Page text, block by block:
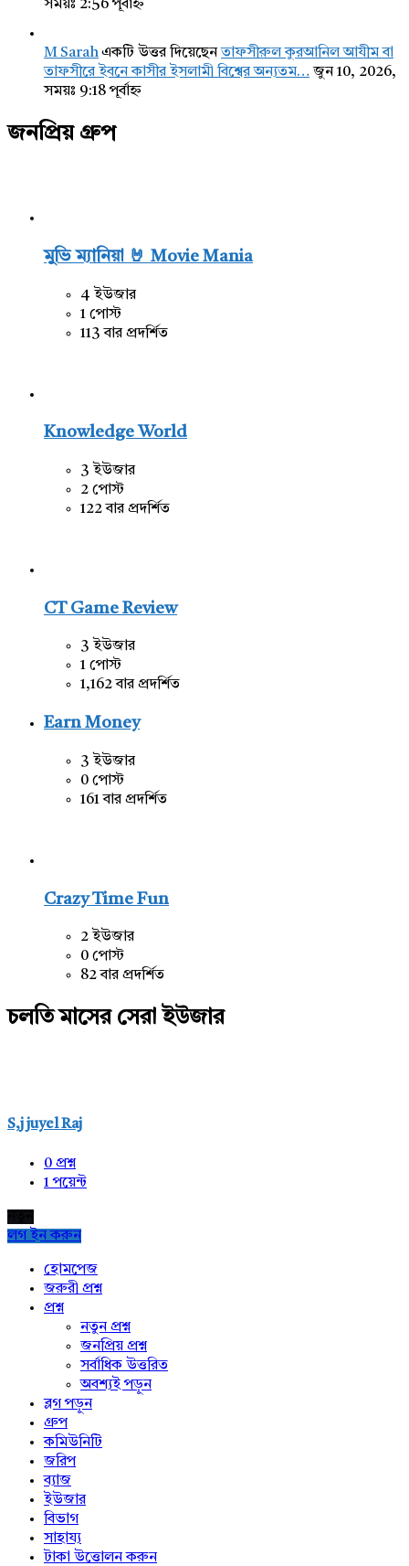
সময়ঃ 2:56 পূর্বাহ্ন
M Sarahএকটি উত্তর দিয়েছেনতাফসীরুল কুরআনিল আযীম বা
তাফসীরে ইবনে কাসীর ইসলামী বিশ্বের অন্যতম… জুন 10, 2026,
সময়ঃ 9:18 পূর্বাহ্ন
জনপ্রিয় গ্রুপ
মুভি ম্যানিয়া 🤘 Movie Mania
4 ইউজার
1 পোস্ট
113 বার প্রদর্শিত
Knowledge World
3 ইউজার
2 পোস্ট
122 বার প্রদর্শিত
CT Game Review
3 ইউজার
1 পোস্ট
1,162 বার প্রদর্শিত
Earn Money
3 ইউজার
0 পোস্ট
161 বার প্রদর্শিত
Crazy Time Fun
2 ইউজার
0 পোস্ট
82 বার প্রদর্শিত
চলতি মাসের সেরা ইউজার
S,j juyel Raj
0 প্রশ্ন
1পয়েন্ট
লগ ইন করুন
Exploreহোমপেজ
জরুরী প্রশ্ন
প্রশ্ন
নতুন প্রশ্ন
জনপ্রিয় প্রশ্ন
সর্বাধিক উত্তরিত
অবশ্যই পড়ুন
ব্লগ পড়ুন
গ্রুপ
কমিউনিটি
জরিপ
ব্যাজ
ইউজার
বিভাগ
সাহায্য
টাকা উত্তোলন করুন